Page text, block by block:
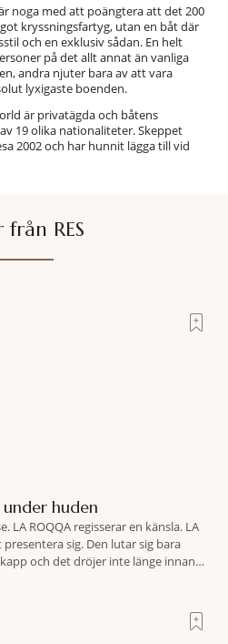
noga med att poängtera att det 200
kryssningsfartyg, utan en båt där
och en exklusiv sådan. En helt
på det allt annat än vanliga
andra njuter bara av att vara
lyxigaste boenden.
är privatägda och båtens
19 olika nationaliteter. Skeppet
2002 och har hunnit lägga till vid
RES
under huden
LA ROQQA regisserar en känsla. LA
sig. Den lutar sig bara
och det dröjer inte länge innan